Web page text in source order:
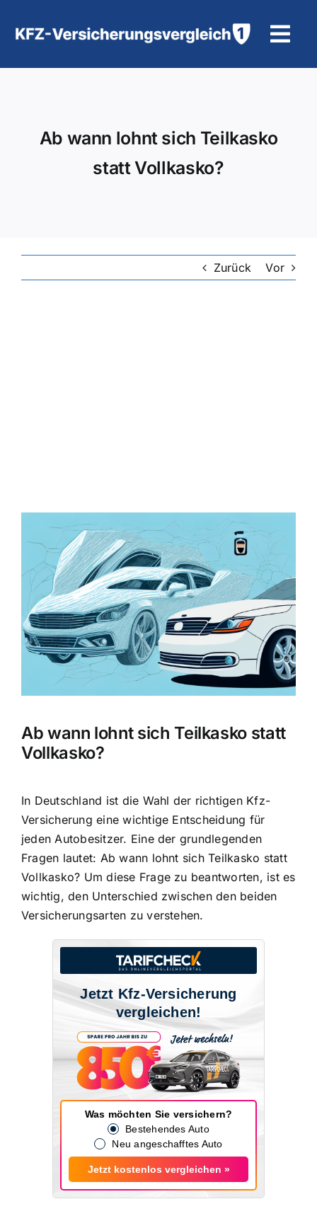
Inhalt
Hilfe und Kontakt
Ab wann lohnt sich Teilkasko
statt Vollkasko?
Zurück Vor
grösseres
Ab wann lohnt sich Teilkasko statt
Vollkasko?
In Deutschland ist die Wahl der richtigen Kfz-
Versicherung eine wichtige Entscheidung für
jeden Autobesitzer. Eine der grundlegenden
Fragen lautet: Ab wann lohnt sich Teilkasko statt
Vollkasko? Um diese Frage zu beantworten, ist es
wichtig, den Unterschied zwischen den beiden
Versicherungsarten zu verstehen.
Jetzt Kfz-Versicherung
vergleichen!
Was möchten Sie versichern?
Bestehendes Auto
Neu angeschafftes Auto
Jetzt kostenlos vergleichen »